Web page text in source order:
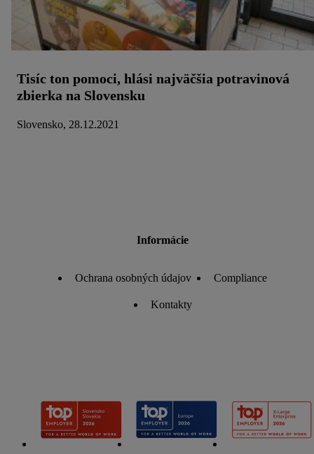
Tisíc ton pomoci, hlási najväčšia potravinová
zbierka na Slovensku
Slovensko, 28.12.2021
Informácie
Ochrana osobných údajov Compliance
Kontakty